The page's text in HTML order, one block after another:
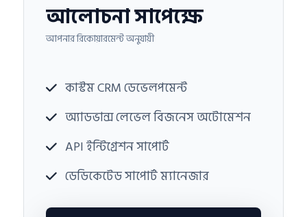
আলোচনা সাপেক্ষে
আপনার রিকোয়ারমেন্ট অনুযায়ী
কাস্টম CRM ডেভেলপমেন্ট
অ্যাডভান্স লেভেল বিজনেস অটোমেশন
API ইন্টিগ্রেশন সাপোর্ট
ডেডিকেটেড সাপোর্ট ম্যানেজার